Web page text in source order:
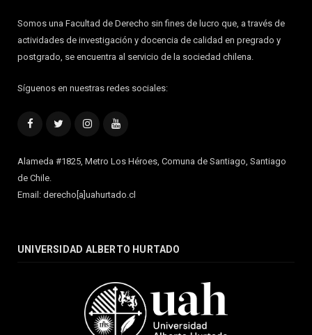
Somos una Facultad de Derecho sin fines de lucro que, a través de
actividades de investigación y docencia de calidad en pregrado y
postgrado, se encuentra al servicio de la sociedad chilena.
Síguenos en nuestras redes sociales:
FacebookTwitterInstagramYouTube
Alameda #1825, Metro Los Héroes, Comuna de Santiago, Santiago
de Chile.
Email: derecho[a]uahurtado.cl
UNIVERSIDAD ALBERTO HURTADO